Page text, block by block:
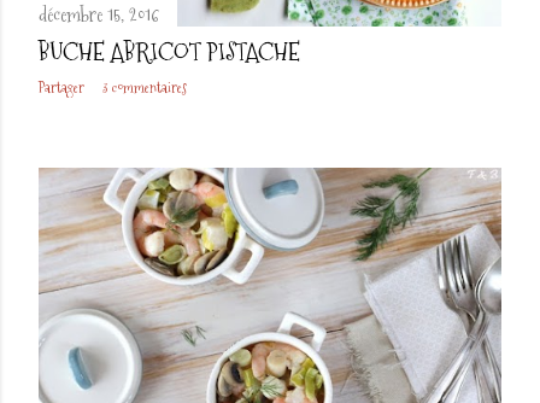
décembre 15, 2016
BUCHE ABRICOT PISTACHE
Partager 3 commentaires